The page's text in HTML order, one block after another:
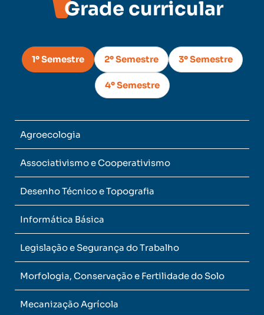
Grade curricular
1º Semestre 2º Semestre 3º Semestre
4º Semestre
Agroecologia
Associativismo e Cooperativismo
Desenho Técnico e Topografia
Informática Básica
Legislação e Segurança do Trabalho
Morfologia, Conservação e Fertilidade do Solo
Mecanização Agrícola